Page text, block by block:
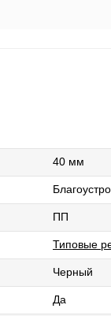
40 мм
ПП
Типовые
Черный
Да